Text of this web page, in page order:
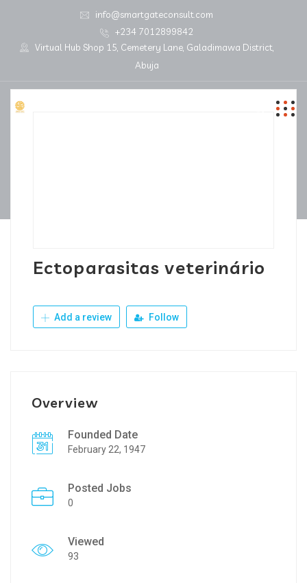
info@smartgateconsult.com
+234 7012899842
Virtual Hub Shop 15, Cemetery Lane, Galadimawa District,
Abuja
Ectoparasitas veterinário
Add a review Follow
Overview
Founded Date
February 22, 1947
Posted Jobs
0
Viewed
93